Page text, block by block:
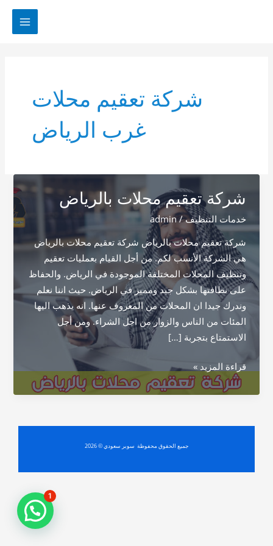
شركة تعقيم محلات
غرب الرياض
شركة تعقيم محلات بالرياض
خدمات التنظيف/
admin
شركة تعقيم محلات بالرياض شركة تعقيم محلات بالرياض
هي الشركة الأنسب لكم. من أجل القيام بعمليات تعقيم
وتنظيف المحلات المختلفة الموجودة في الرياض. والحفاظ
على نظافتها بشكل جيد ومميز في الرياض. حيث اننا نعلم
وندرك جيدا ان المحلات من المعروف عنها. انه يذهب اليها
المئات من الناس والزوار من اجل الشراء. ومن أجل
الاستمتاع بتجربة […]
شركة
تعقيم
محلات
قراءة المزيد »
جميع الحقوق محفوظة سوبر سعودي © 2026
1